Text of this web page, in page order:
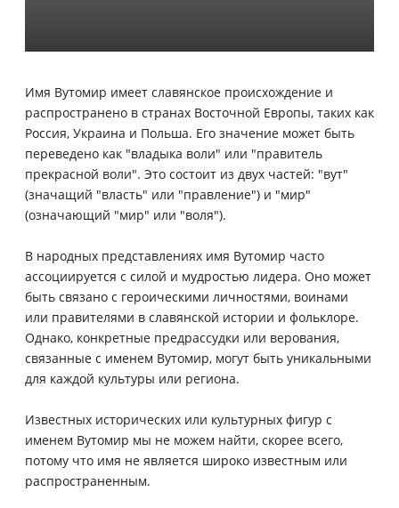
Имя Вутомир имеет славянское происхождение и
распространено в странах Восточной Европы, таких как
Россия, Украина и Польша. Его значение может быть
переведено как "владыка воли" или "правитель
прекрасной воли". Это состоит из двух частей: "вут"
(значащий "власть" или "правление") и "мир"
(означающий "мир" или "воля").
В народных представлениях имя Вутомир часто
ассоциируется с силой и мудростью лидера. Оно может
быть связано с героическими личностями, воинами
или правителями в славянской истории и фольклоре.
Однако, конкретные предрассудки или верования,
связанные с именем Вутомир, могут быть уникальными
для каждой культуры или региона.
Известных исторических или культурных фигур с
именем Вутомир мы не можем найти, скорее всего,
потому что имя не является широко известным или
распространенным.